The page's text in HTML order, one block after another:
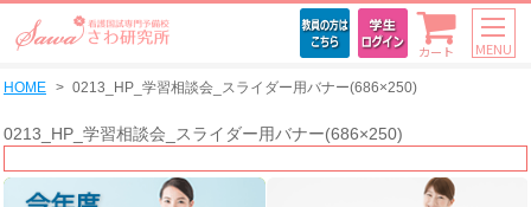
カート MENU
HOME 0213_HP_学習相談会_スライダー用バナー(686×250)
0213_HP_学習相談会_スライダー用バナー(686×250)